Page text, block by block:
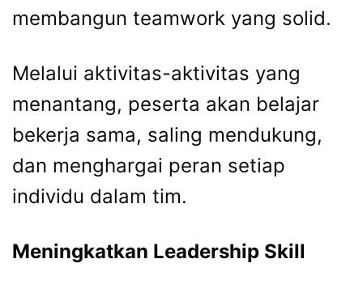
membangun teamwork yang solid.
Melalui aktivitas-aktivitas yang
menantang, peserta akan belajar
bekerja sama, saling mendukung,
dan menghargai peran setiap
individu dalam tim.
Meningkatkan Leadership Skill